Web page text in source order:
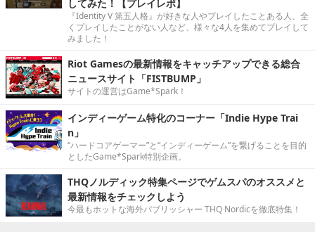
してみた！【プレイレポ】
『Identity V 第五人格』が好きな人やプレイしたことある人、全
くプレイしたことがない人など、様々な4人を集めてプレイして
みました！
Riot Gamesの最新情報をキャッチアップできる総合
ニュースサイト「FISTBUMP」
サイトの運営はGame*Spark！
インディーゲーム特化のコーナー「Indie Hype Trai
n」
“ハードコアゲーマー”と“インディーゲーム”を繋げることを目的
としたGame*Spark特別企画。
THQノルディック特集ページでゲムスパのオススメと
最新情報をチェックしよう
今最もホットな海外パブリッシャー THQ Nordicを徹底特集！